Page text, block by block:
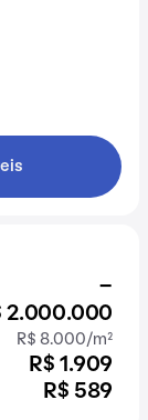
-
2.000.000
R$ 8.000/m²
R$ 1.909
R$ 589